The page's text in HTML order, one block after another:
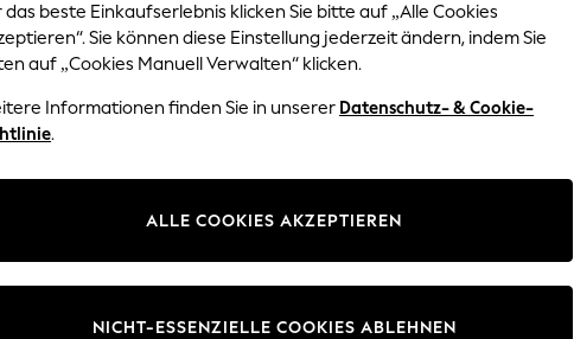
DAMEN – SALE(32242)
Jogginghosen
das beste Einkaufserlebnis klicken Sie bitte auf „Alle Cookies
Sie können diese Einstellung jederzeit ändern, indem Sie
auf „Cookies Manuell Verwalten“ klicken.
Informationen finden Sie in unserer Datenschutz- & Cookie-
.
ALLE COOKIES AKZEPTIEREN
NICHT-ESSENZIELLE COOKIES ABLEHNEN